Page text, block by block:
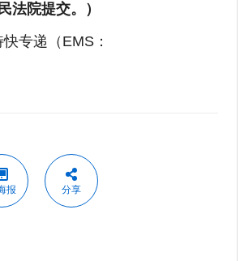
法院提交。）
专递（EMS：
报 分享